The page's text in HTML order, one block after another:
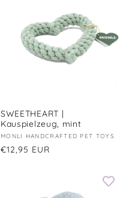
SWEETHEART |
Kauspielzeug, mint
Anbieter:
MONLI HANDCRAFTED PET TOYS
Normaler
€12,95 EUR